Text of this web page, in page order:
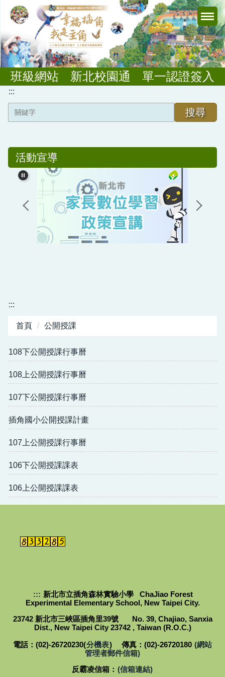
跳
到
要
內
容
區班級網站 新北校園通 單一認證簽入
:::
搜尋
學校簡介
插角之歌
插角交通
插角行政
金敏分校
插角幼兒園
家長會
課程與教學
板根課程
公開授課
資訊教育
英語教育
母語專區
閱讀專區
雙語國際教育專區
校外人士協助教學或活動專區
行政規章
教務業務
學輔業務
總務業務
活動宣導
:::
首頁 公開授課
108下公開授課行事曆
108上公開授課行事曆
107下公開授課行事曆
插角國小公開授課計畫
107上公開授課行事曆
106下公開授課課表
106上公開授課課表
::: 新北市立插角森林實驗小學 ChaJiao Forest
Experimental Elementary School, New Taipei City.
23742 新北市三峽區插角里39號 No. 39, Chajiao, Sanxia
Dist., New Taipei City 23742 , Taiwan (R.O.C.)
電話：(02)-26720230(分機表) 傳真：(02)-26720180 (網站
管理者郵件信箱)
反霸凌信箱： (信箱連結)